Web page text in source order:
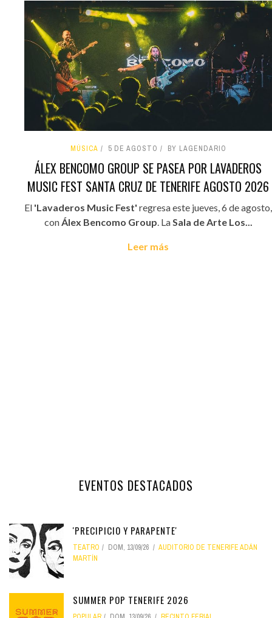
MÚSICA 5 DE AGOSTO BY LAGENDARIO
ÁLEX BENCOMO GROUP SE PASEA POR LAVADEROS
MUSIC FEST SANTA CRUZ DE TENERIFE AGOSTO 2026
El 'Lavaderos Music Fest' regresa este jueves, 6 de agosto,
conÁlex Bencomo Group. LaSala de Arte Los...
Leer más
EVENTOS DESTACADOS
'PRECIPICIO Y PARAPENTE'
TEATRO DOM, 13/09/26
AUDITORIO DE TENERIFE ADÁN
MARTÍN
SUMMER POP TENERIFE 2026